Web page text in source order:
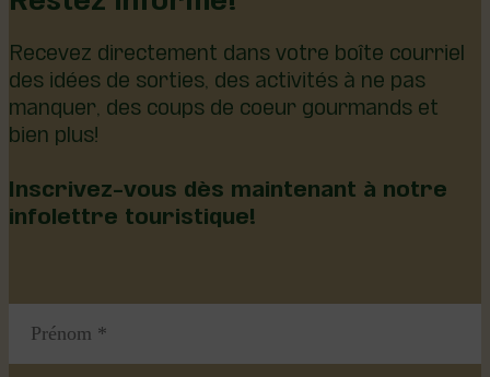
Restez informé!
Recevez directement dans votre boîte courriel
des idées de sorties, des activités à ne pas
manquer, des coups de coeur gourmands et
bien plus!
Inscrivez-vous dès maintenant à notre
infolettre touristique!